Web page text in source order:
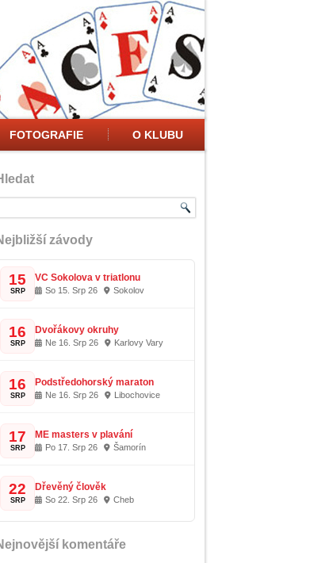
FOTOGRAFIE O KLUBU
závody
15
SRP
VC Sokolova v triatlonu
So 15. Srp 26 Sokolov
16
SRP
Dvořákovy okruhy
Ne 16. Srp 26 Karlovy Vary
16
SRP
Podstředohorský maraton
Ne 16. Srp 26 Libochovice
17
SRP
ME masters v plavání
Po 17. Srp 26 Šamorín
22
SRP
Dřevěný člověk
So 22. Srp 26 Cheb
komentáře